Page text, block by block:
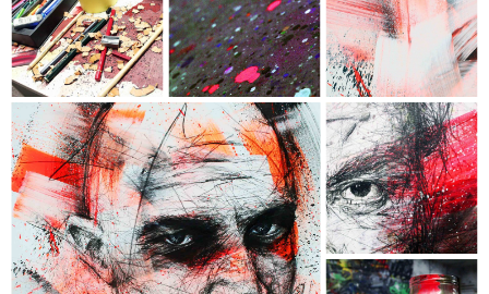
BRONSON
- Collection "Chromophobia" -